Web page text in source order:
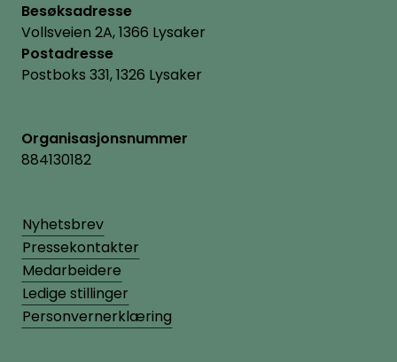
Besøksadresse
Vollsveien 2A, 1366 Lysaker
Postadresse
Postboks 331, 1326 Lysaker
Organisasjonsnummer
884130182
Nyhetsbrev
Pressekontakter
Medarbeidere
Ledige stillinger
Personvernerklæring